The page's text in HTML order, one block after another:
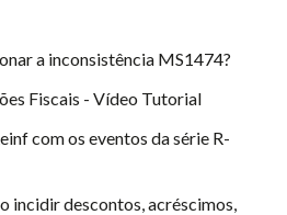
a inconsistência MS1474?
Fiscais - Vídeo Tutorial
com os eventos da série R-
incidir descontos, acréscimos,